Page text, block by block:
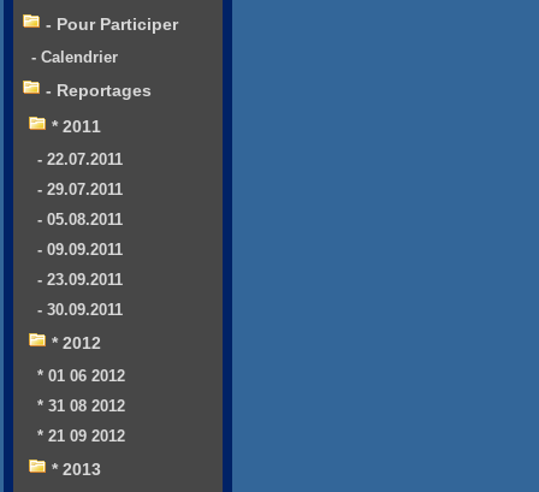
- Pour Participer
- Calendrier
- Reportages
* 2011
- 22.07.2011
- 29.07.2011
- 05.08.2011
- 09.09.2011
- 23.09.2011
- 30.09.2011
* 2012
* 01 06 2012
* 31 08 2012
* 21 09 2012
* 2013